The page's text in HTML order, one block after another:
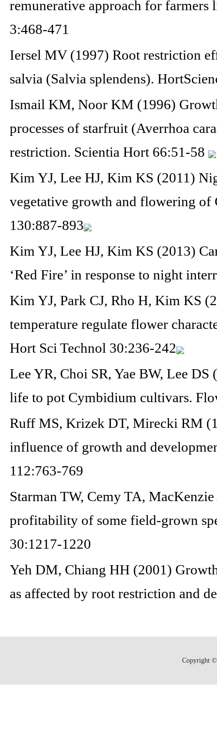
remunerative approach for
3:468-471
Iersel MV (1997) Root restriction
salvia (Salvia splendens).
Ismail KM, Noor KM (1996)
processes of starfruit (Averrhoa
restriction. Scientia Hort 66:51-58
Kim YJ, Lee HJ, Kim KS (2011)
vegetative growth and flowering
130:887-893
Kim YJ, Lee HJ, Kim KS (2013)
‘Red Fire’ in response to night
Kim YJ, Park CJ, Rho H, Kim KS
temperature regulate flower
Hort Sci Technol 30:236-242
Lee YR, Choi SR, Yae BW, Lee
life to pot Cymbidium cultivars.
Ruff MS, Krizek DT, Mirecki RM
influence of growth and
112:763-769
Starman TW, Cemy TA,
profitability of some field-grown
30:1217-1220
Yeh DM, Chiang HH (2001)
as affected by root restriction and
Copyright ©